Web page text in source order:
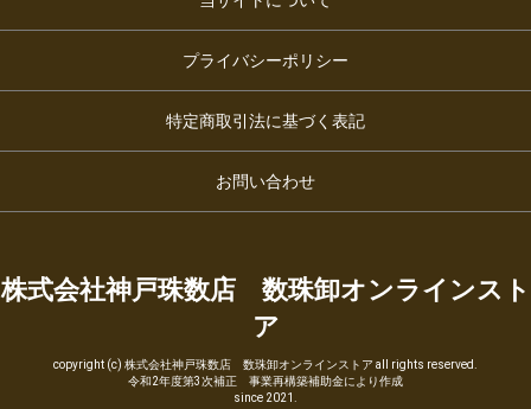
プライバシーポリシー
特定商取引法に基づく表記
お問い合わせ
株式会社神戸珠数店 数珠卸オンラインスト
ア
copyright (c) 株式会社神戸珠数店 数珠卸オンラインストア all rights reserved.
令和2年度第3次補正 事業再構築補助金により作成
since 2021.